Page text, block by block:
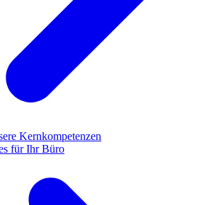
Kernkompetenzen
für Ihr Büro